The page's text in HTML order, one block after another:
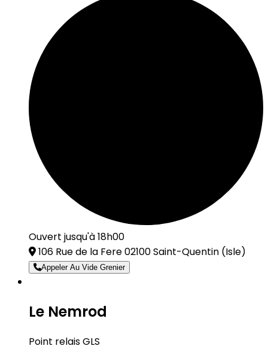
Ouvert jusqu'à 18h00
106 Rue de la Fere 02100 Saint-Quentin (Isle)
Appeler Au Vide Grenier
Le Nemrod
Point relais GLS